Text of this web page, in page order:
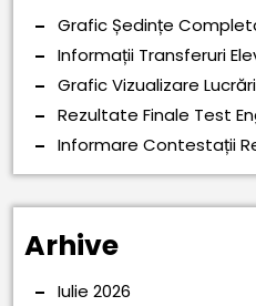
Grafic Ședințe
Informații Transferuri
Grafic Vizualizare
Rezultate Finale Test
Informare Contestații
Arhive
Iulie 2026